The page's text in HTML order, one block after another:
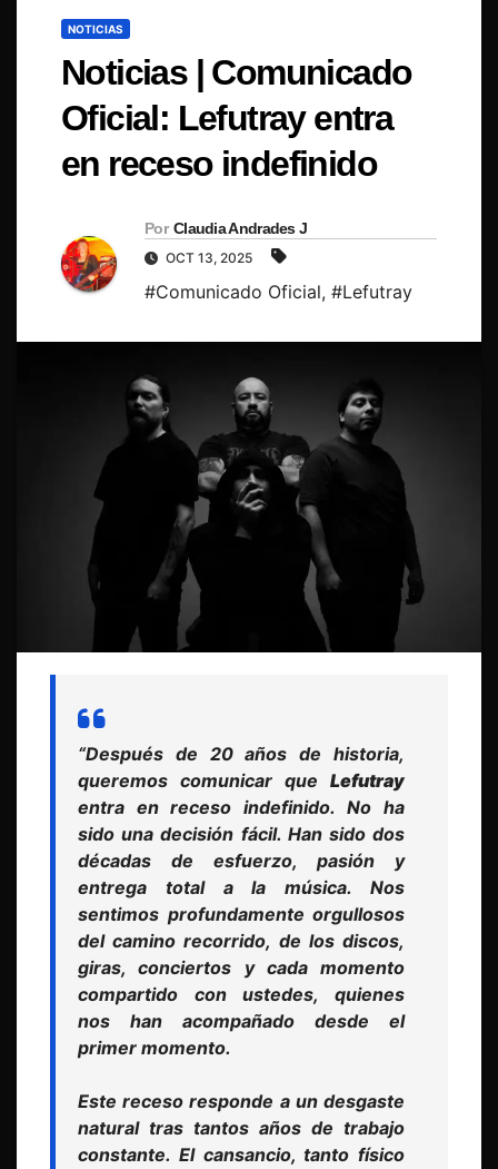
NOTICIAS
Noticias | Comunicado
Oficial: Lefutray entra
en receso indefinido
Por Claudia Andrades J
OCT 13, 2025
#Comunicado Oficial, #Lefutray
“Después de 20 años de historia,
queremos comunicar que Lefutray
entra en receso indefinido. No ha
sido una decisión fácil. Han sido dos
décadas de esfuerzo, pasión y
entrega total a la música. Nos
sentimos profundamente orgullosos
del camino recorrido, de los discos,
giras, conciertos y cada momento
compartido con ustedes, quienes
nos han acompañado desde el
primer momento.
Este receso responde a un desgaste
natural tras tantos años de trabajo
constante. El cansancio, tanto físico